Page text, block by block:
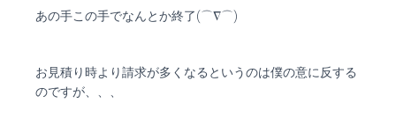
あの手この手でなんとか終了(⌒∇⌒)
お見積り時より請求が多くなるというのは僕の意に反する
のですが、、、